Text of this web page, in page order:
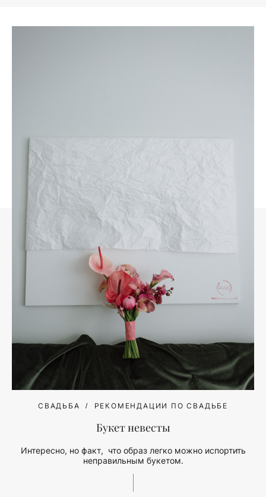
СВАДЬБА РЕКОМЕНДАЦИИ ПО СВАДЬБЕ
Букет невесты
Интересно, но факт, что образ легко можно испортить
неправильным букетом.